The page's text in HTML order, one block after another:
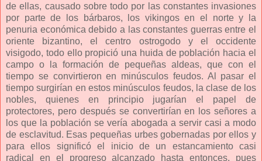
de ellas, causado sobre todo por las constantes invasiones
por parte de los bárbaros, los vikingos en el norte y la
penuria económica debido a las constantes guerras entre el
oriente bizantino, el centro ostrogodo y el occidente
visigodo, todo ello propició una huida de población hacia el
campo o la formación de pequeñas aldeas, que con el
tiempo se convirtieron en minúsculos feudos. Al pasar el
tiempo surgirían en estos minúsculos feudos, la clase de los
nobles, quienes en principio jugarían el papel de
protectores, pero después se convertirían en los señores a
los que la población se vería abogada a servir casi a modo
de esclavitud. Esas pequeñas urbes gobernadas por ellos y
para ellos significó el inicio de un estancamiento casi
radical en el progreso alcanzado hasta entonces, pues